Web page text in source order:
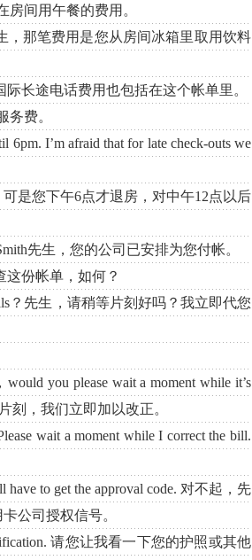
房间用午餐的费用。
生，那笔费用是您从房间冰箱里取用饮料
际长途电话费用也包括在这个帐单里。
务费。
6pm. I’m afraid that for late check-outs we
可是您下午6点才退房，对中午12点以后
先生，您的公司已安排为您付帐。
这份帐单，如何？
？先生，请稍等片刻好吗？我立即代您
would you please wait a moment while it’s
刻，我们立即加以改正。
wait a moment while I correct the bill.
have to get the approval code. 对不起，先
公司授权信号。
请您让我看一下您的护照或其他